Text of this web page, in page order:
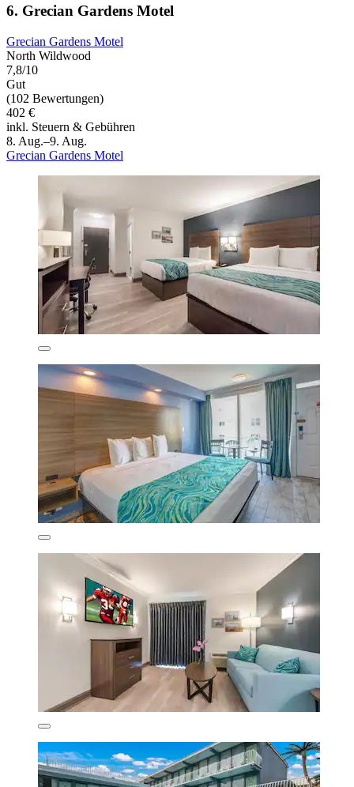
6. Grecian Gardens Motel
Grecian Gardens Motel
North Wildwood
7,8/10
Gut
(102 Bewertungen)
402 €
inkl. Steuern & Gebühren
8. Aug.–9. Aug.
Grecian Gardens Motel